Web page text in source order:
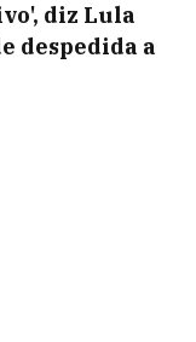
diz Lula
despedida a